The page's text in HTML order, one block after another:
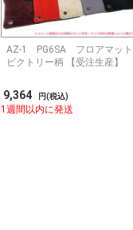
AZ-1 PG6SA フロアマット
ビクトリー柄 【受注生産】
9,364 円(税込)
1週間以内に発送